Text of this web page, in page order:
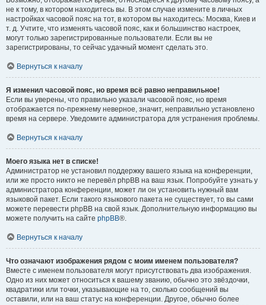
не к тому, в котором находитесь вы. В этом случае измените в личных
настройках часовой пояс на тот, в котором вы находитесь: Москва, Киев и
т. д. Учтите, что изменять часовой пояс, как и большинство настроек,
могут только зарегистрированные пользователи. Если вы не
зарегистрированы, то сейчас удачный момент сделать это.
Вернуться к началу
Я изменил часовой пояс, но время всё равно неправильное!
Если вы уверены, что правильно указали часовой пояс, но время
отображается по-прежнему неверное, значит, неправильно установлено
время на сервере. Уведомите администратора для устранения проблемы.
Вернуться к началу
Моего языка нет в списке!
Администратор не установил поддержку вашего языка на конференции,
или же просто никто не перевёл phpBB на ваш язык. Попробуйте узнать у
администратора конференции, может ли он установить нужный вам
языковой пакет. Если такого языкового пакета не существует, то вы сами
можете перевести phpBB на свой язык. Дополнительную информацию вы
можете получить на сайте phpBB®.
Вернуться к началу
Что означают изображения рядом с моим именем пользователя?
Вместе с именем пользователя могут присутствовать два изображения.
Одно из них может относиться к вашему званию, обычно это звёздочки,
квадратики или точки, указывающие на то, сколько сообщений вы
оставили, или на ваш статус на конференции. Другое, обычно более